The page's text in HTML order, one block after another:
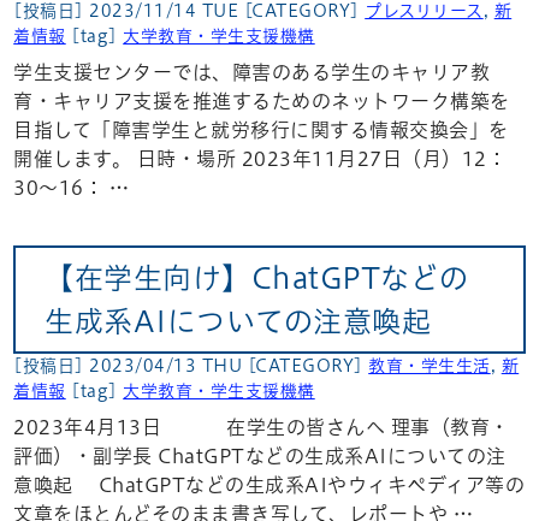
[投稿日] 2023/11/14 TUE [CATEGORY] プレスリリース , 新
着情報
[tag] 大学教育・学生支援機構
学生支援センターでは、障害のある学生のキャリア教
育・キャリア支援を推進するためのネットワーク構築を
目指して「障害学生と就労移行に関する情報交換会」を
開催します。 日時・場所 2023年11月27日（月）12：
30～16： …
【在学生向け】ChatGPTなどの
生成系AIについての注意喚起
[投稿日] 2023/04/13 THU [CATEGORY] 教育・学生生活, 新
着情報
[tag] 大学教育・学生支援機構
2023年4月13日 在学生の皆さんへ 理事（教育・
評価）・副学長 ChatGPTなどの生成系AIについての注
意喚起 ChatGPTなどの生成系AIやウィキペディア等の
文章をほとんどそのまま書き写して、レポートや …